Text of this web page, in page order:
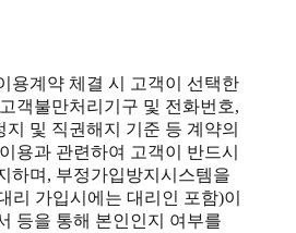
용계약 체결 시 고객이 선택한
객불만처리기구 및 전화번호,
및 직권해지 기준 등 계약의
용과 관련하여 고객이 반드시
하며, 부정가입방지시스템을
리 가입시에는 대리인 포함)이
등을 통해 본인인지 여부를